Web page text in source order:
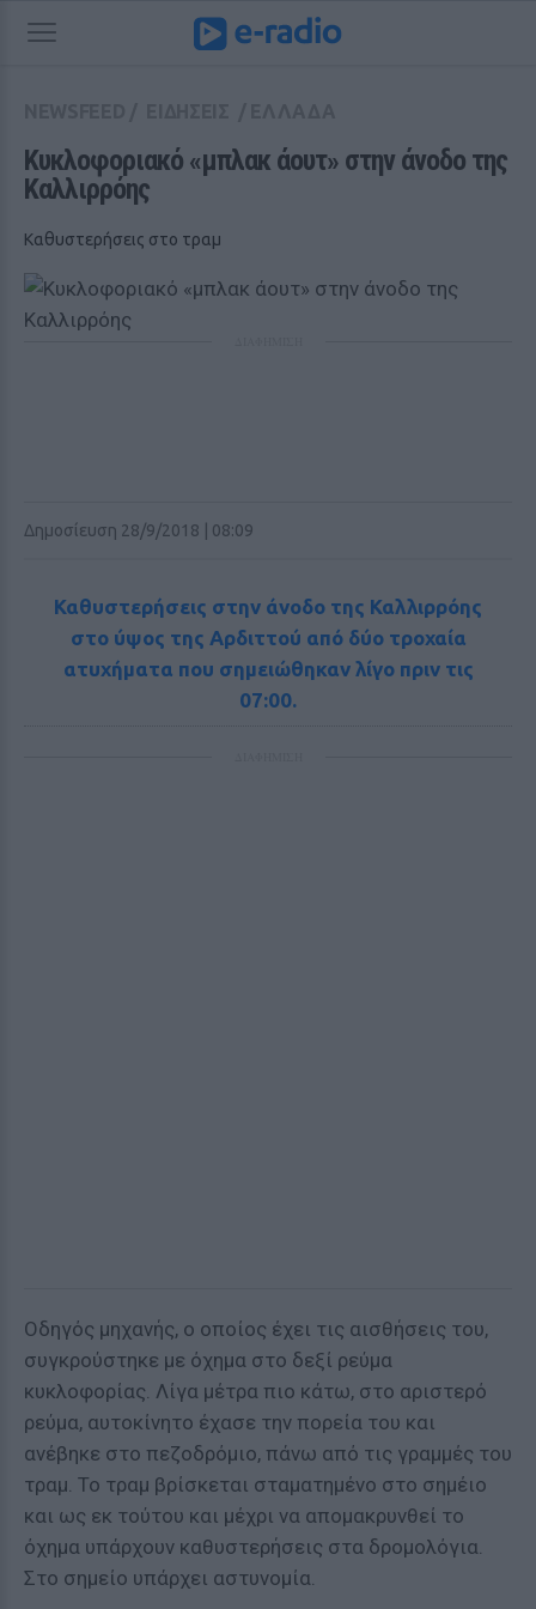
Κυκλοφοριακό «μπλακ άουτ» στην άνοδο της
Καλλιρρόης
Καθυστερήσεις στο τραμ
Δημοσίευση 28/9/2018 | 08:09
Καθυστερήσεις στην άνοδο της Καλλιρρόης
στο ύψος της Αρδιττού από δύο τροχαία
ατυχήματα που σημειώθηκαν λίγο πριν τις
07:00.
Οδηγός μηχανής, ο οποίος έχει τις αισθήσεις του,
συγκρούστηκε με όχημα στο δεξί ρεύμα
κυκλοφορίας. Λίγα μέτρα πιο κάτω, στο αριστερό
ρεύμα, αυτοκίνητο έχασε την πορεία του και
ανέβηκε στο πεζοδρόμιο, πάνω από τις γραμμές του
τραμ. Το τραμ βρίσκεται σταματημένο στο σημέιο
και ως εκ τούτου και μέχρι να απομακρυνθεί το
όχημα υπάρχουν καθυστερήσεις στα δρομολόγια.
Στο σημείο υπάρχει αστυνομία.